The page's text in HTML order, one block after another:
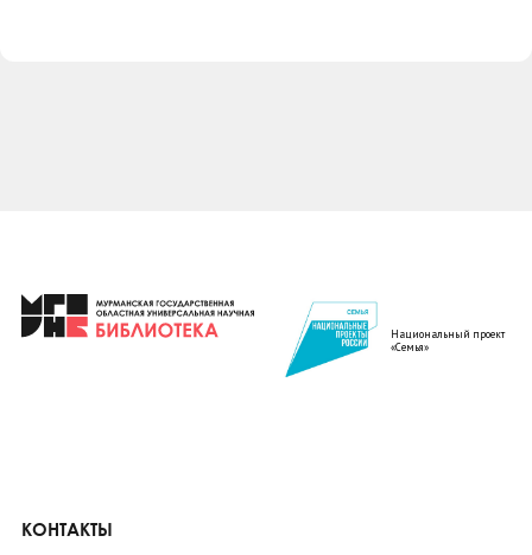
Национальный проект
«Семья»
КОНТАКТЫ